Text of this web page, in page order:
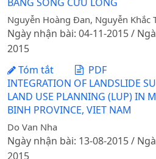
Nguyễn Hoàng Đan, Nguyễn Khắc
Ngày nhận bài: 04-11-2015 /
2015
Tóm tắt
PDF
INTEGRATION OF LANDSLIDE
LAND USE PLANNING (LUP) IN
BINH PROVINCE, VIET NAM
Do Van Nha
Ngày nhận bài: 13-08-2015 /
2015